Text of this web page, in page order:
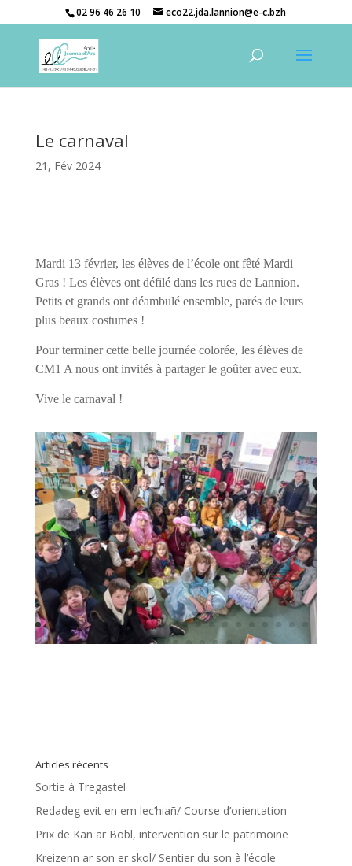
02 96 46 26 10 eco22.jda.lannion@e-c.bzh
Le carnaval
21, Fév 2024
Mardi 13 février, les élèves de l’école ont fêté Mardi
Gras ! Les élèves ont défilé dans les rues de Lannion.
Petits et grands ont déambulé ensemble, parés de leurs
plus beaux costumes !
Pour terminer cette belle journée colorée, les élèves de
CM1 A nous ont invités à partager le goûter avec eux.
Vive le carnaval !
Articles récents
Sortie à Tregastel
Redadeg evit en em lec’hiañ/ Course d’orientation
Prix de Kan ar Bobl, intervention sur le patrimoine
Kreizenn ar son er skol/ Sentier du son à l’école